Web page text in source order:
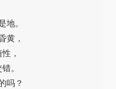
地。
黄，
，
。
吗？